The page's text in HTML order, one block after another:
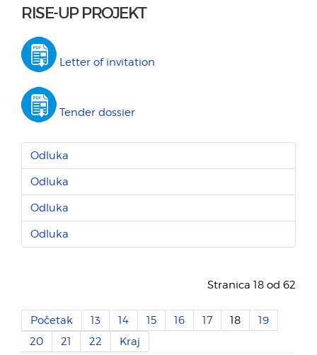
RISE-UP PROJEKT
Letter of invitation
Tender dossier
Odluka
Odluka
Odluka
Odluka
Stranica 18 od 62
Početak 13 14 15 16 17 18
19
20
21 22 Kraj